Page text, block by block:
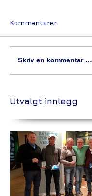
Kommentarer
Skriv en kommentar …
Utvalgt innlegg